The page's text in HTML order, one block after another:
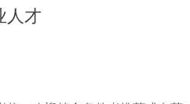
人才